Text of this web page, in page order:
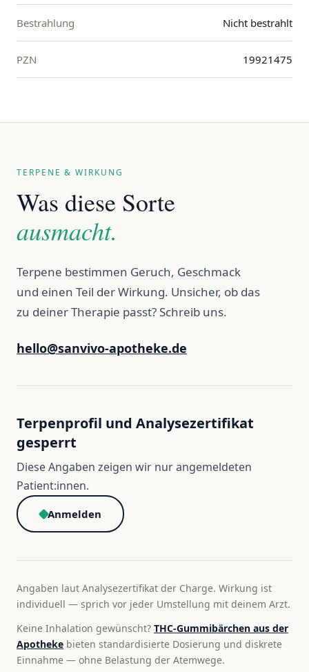
Bestrahlung Nicht bestrahlt
PZN 19921475
TERPENE & WIRKUNG
Was diese Sorte
ausmacht.
Terpene bestimmen Geruch, Geschmack
und einen Teil der Wirkung. Unsicher, ob das
zu deiner Therapie passt? Schreib uns.
hello@sanvivo-apotheke.de
Terpenprofil und Analysezertifikat
gesperrt
Diese Angaben zeigen wir nur angemeldeten
Patient:innen.
Anmelden
Angaben laut Analysezertifikat der Charge. Wirkung ist
individuell — sprich vor jeder Umstellung mit deinem Arzt.
Keine Inhalation gewünscht? THC-Gummibärchen aus der
Apotheke bieten standardisierte Dosierung und diskrete
Einnahme — ohne Belastung der Atemwege.